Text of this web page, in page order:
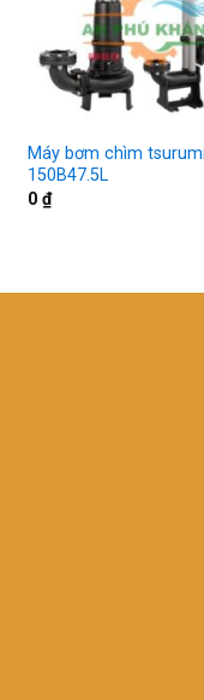
Máy bơm chìm
150B47.5L
0₫